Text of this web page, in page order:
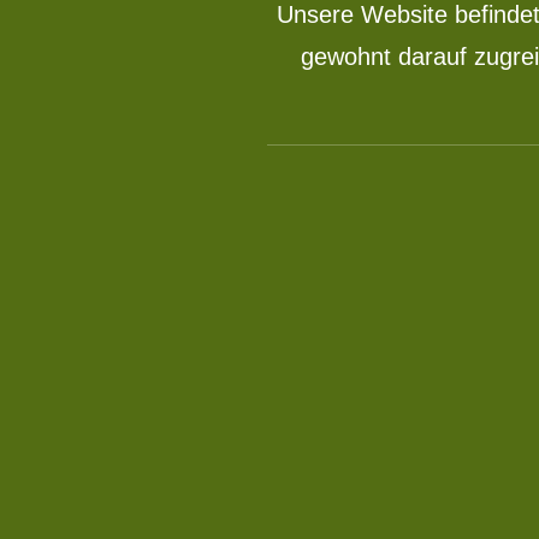
Unsere Website
gewohnt darauf